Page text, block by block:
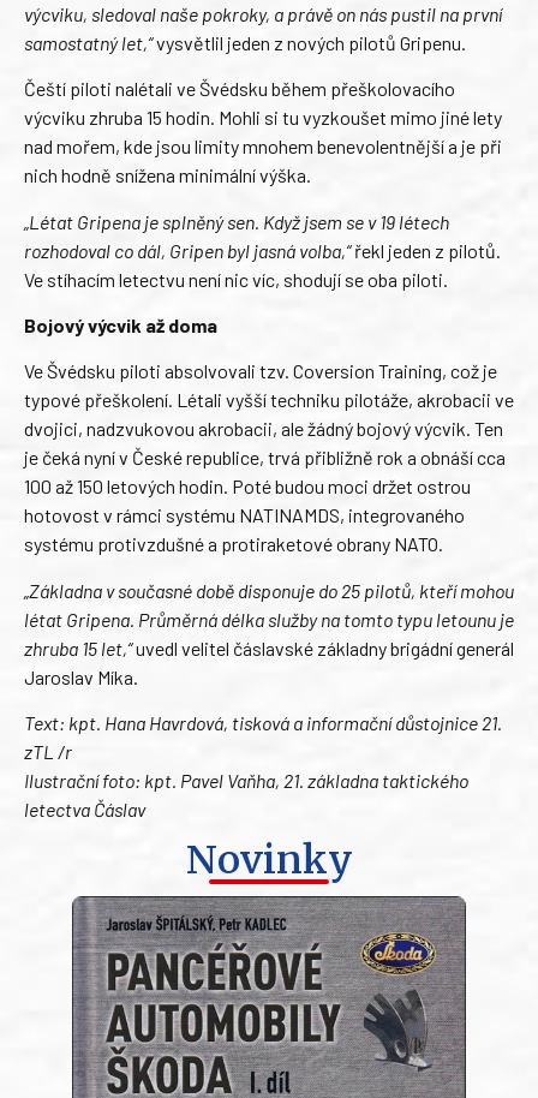
výcviku, sledoval naše pokroky, a právě on nás pustil na první
samostatný let,“vysvětlil jeden z nových pilotů Gripenu.
Čeští piloti nalétali ve Švédsku během přeškolovacího
výcviku zhruba 15 hodin. Mohli si tu vyzkoušet mimo jiné lety
nad mořem, kde jsou limity mnohem benevolentnější a je při
nich hodně snížena minimální výška.
„Létat Gripena je splněný sen. Když jsem se v 19 létech
rozhodoval co dál, Gripen byl jasná volba,“řekl jeden z pilotů.
Ve stíhacím letectvu není nic víc, shodují se oba piloti.
Bojový výcvik až doma
Ve Švédsku piloti absolvovali tzv. Coversion Training, což je
typové přeškolení. Létali vyšší techniku pilotáže, akrobacii ve
dvojici, nadzvukovou akrobacii, ale žádný bojový výcvik. Ten
je čeká nyní v České republice, trvá přibližně rok a obnáší cca
100 až 150 letových hodin. Poté budou moci držet ostrou
hotovost v rámci systému NATINAMDS, integrovaného
systému protivzdušné a protiraketové obrany NATO.
„Základna v současné době disponuje do 25 pilotů, kteří mohou
létat Gripena. Průměrná délka služby na tomto typu letounu je
zhruba 15 let,“uvedl velitel čáslavské základny brigádní generál
Jaroslav Míka.
Text: kpt. Hana Havrdová, tisková a informační důstojnice 21.
zTL /r
Ilustrační foto: kpt. Pavel Vaňha, 21. základna taktického
letectva Čáslav
Novinky